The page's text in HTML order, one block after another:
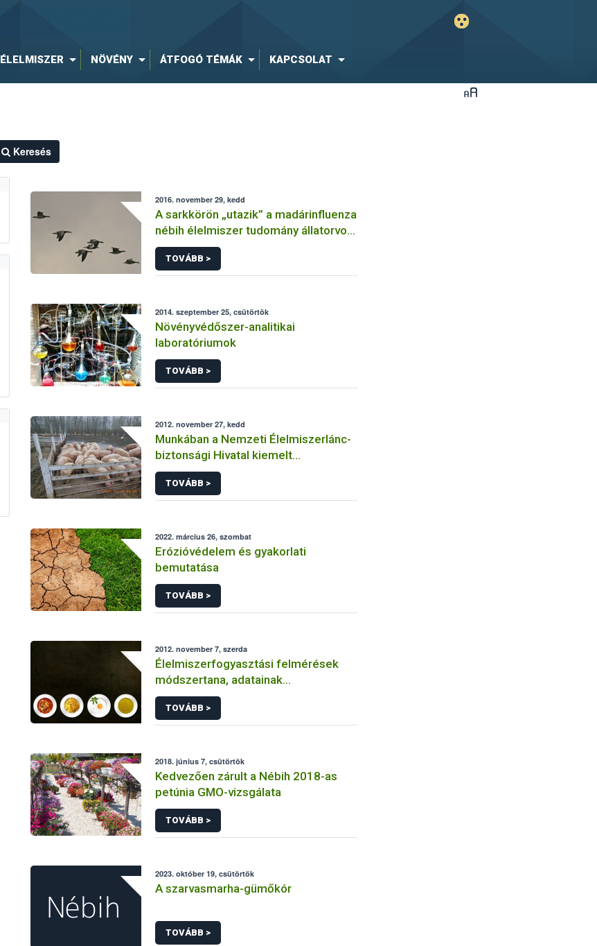
ÉLELMISZER NÖVÉNY ÁTFOGÓ TÉMÁK KAPCSOLAT
Keresés
2016. november 29, kedd
A sarkkörön „utazik” a madárinfluenza
nébih élelmiszer tudomány állatorvos
dán ádám h5n8 első magyar
madárinfluenza
TOVÁBB >
2014. szeptember 25, csütörtök
Növényvédőszer-analitikai
laboratóriumok
TOVÁBB >
2012. november 27, kedd
Munkában a Nemzeti Élelmiszerlánc-
biztonsági Hivatal kiemelt
ellenőrzéseket végző akciócsoportja
TOVÁBB >
2022. március 26, szombat
Erózióvédelem és gyakorlati
bemutatása
TOVÁBB >
2012. november 7, szerda
Élelmiszerfogyasztási felmérések
módszertana, adatainak
megbízhatósága
TOVÁBB >
2018. június 7, csütörtök
Kedvezően zárult a Nébih 2018-as
petúnia GMO-vizsgálata
TOVÁBB >
2023. október 19, csütörtök
A szarvasmarha-gümőkór
TOVÁBB >